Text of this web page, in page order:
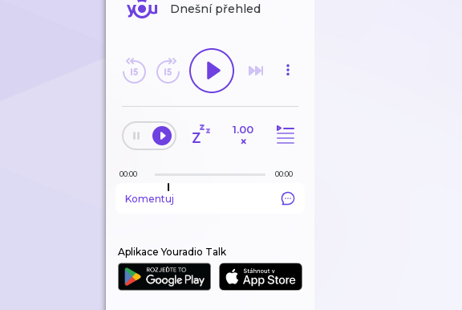
Dnešní přehled
1.00
×
00:00 00:00
Komentuj
Aplikace Youradio Talk